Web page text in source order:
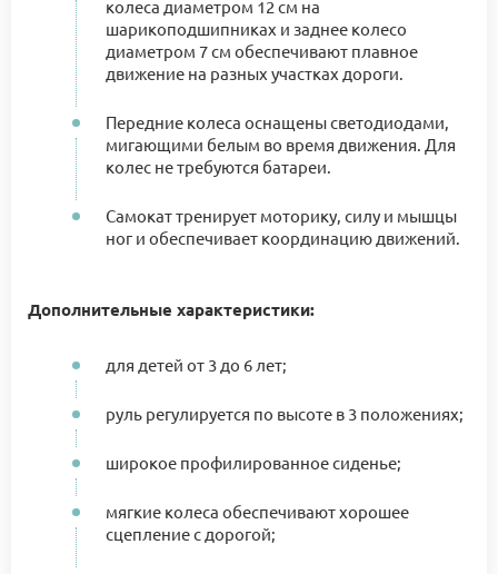
колеса диаметром 12 см на
шарикоподшипниках и заднее колесо
диаметром 7 см обеспечивают плавное
движение на разных участках дороги.
Передние колеса оснащены светодиодами,
мигающими белым во время движения. Для
колес не требуются батареи.
Самокат тренирует моторику, силу и мышцы
ног и обеспечивает координацию движений.
Дополнительные характеристики:
для детей от 3 до 6 лет;
руль регулируется по высоте в 3 положениях;
широкое профилированное сиденье;
мягкие колеса обеспечивают хорошее
сцепление с дорогой;